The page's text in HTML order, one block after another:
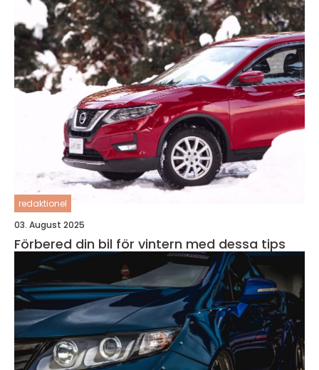
redaktionel
03. August 2025
Förbered din bil för vintern med dessa tips